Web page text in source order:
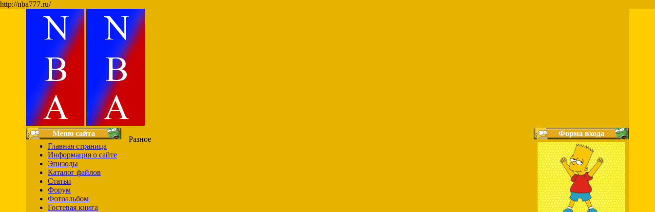
http://nba777.ru/
Меню сайта
Главная страница
Информация о сайте
Эпизоды
Каталог файлов
Статьи
Форум
Фотоальбом
Гостевая книга
Разное
Форма входа